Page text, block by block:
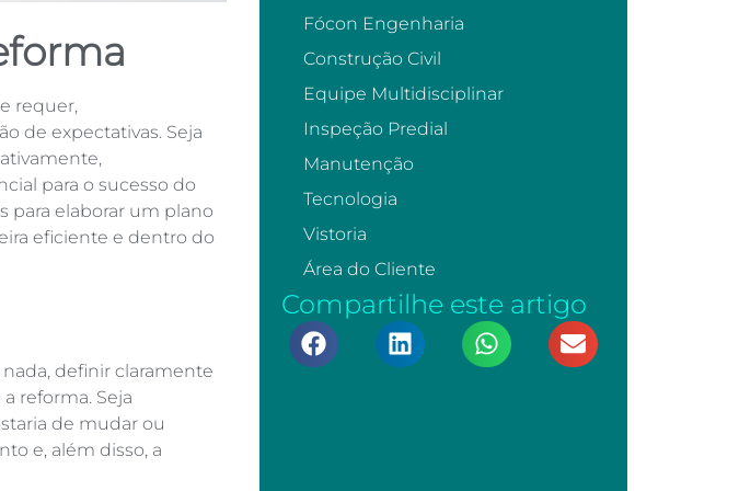
requer,
de expectativas. Seja
para o sucesso do
para elaborar um plano
eficiente e dentro do
definir claramente
reforma. Seja
de mudar ou
e, além disso, a
Fócon Engenharia
Construção Civil
Equipe Multidisciplinar
Inspeção Predial
Manutenção
Tecnologia
Vistoria
Área do Cliente
Compartilhe este artigo